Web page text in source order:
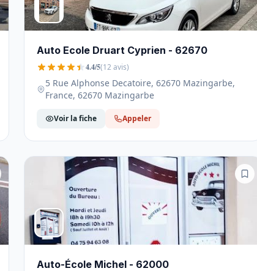
Auto Ecole Druart Cyprien - 62670
4.4/5(12 avis)
5 Rue Alphonse Decatoire, 62670 Mazingarbe,
France, 62670 Mazingarbe
Voir la fiche Appeler
Auto-École Michel - 62000